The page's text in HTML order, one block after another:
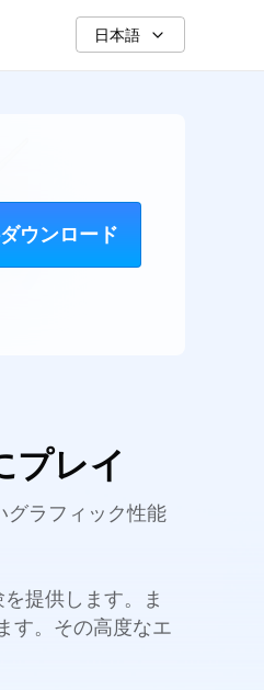
日本語
ウンロード
プレイ
グラフィック性能
提供します。ま
す。その高度なエ